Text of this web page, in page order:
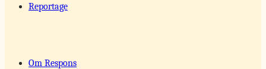
Reportage
Om Respons